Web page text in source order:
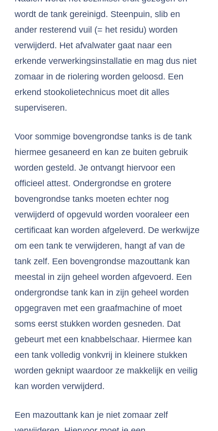
wordt de tank gereinigd. Steenpuin, slib en
ander resterend vuil (= het residu) worden
verwijderd. Het afvalwater gaat naar een
erkende verwerkingsinstallatie en mag dus niet
zomaar in de riolering worden geloosd. Een
erkend stookolietechnicus moet dit alles
superviseren.
Voor sommige bovengrondse tanks is de tank
hiermee gesaneerd en kan ze buiten gebruik
worden gesteld. Je ontvangt hiervoor een
officieel attest. Ondergrondse en grotere
bovengrondse tanks moeten echter nog
verwijderd of opgevuld worden vooraleer een
certificaat kan worden afgeleverd. De werkwijze
om een tank te verwijderen, hangt af van de
tank zelf. Een bovengrondse mazouttank kan
meestal in zijn geheel worden afgevoerd. Een
ondergrondse tank kan in zijn geheel worden
opgegraven met een graafmachine of moet
soms eerst stukken worden gesneden. Dat
gebeurt met een knabbelschaar. Hiermee kan
een tank volledig vonkvrij in kleinere stukken
worden geknipt waardoor ze makkelijk en veilig
kan worden verwijderd.
Een mazouttank kan je niet zomaar zelf